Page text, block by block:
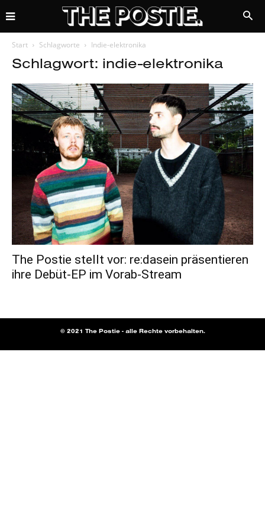
Start Schlagworte Indie-elektronika
Schlagwort: indie-elektronika
The Postie stellt vor: re:dasein präsentieren
ihre Debüt-EP im Vorab-Stream
© 2021 The Postie - alle Rechte vorbehalten.